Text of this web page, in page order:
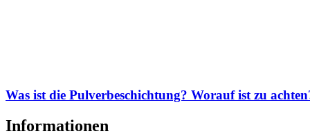
Was ist die Pulverbeschichtung? Worauf ist zu
Informationen